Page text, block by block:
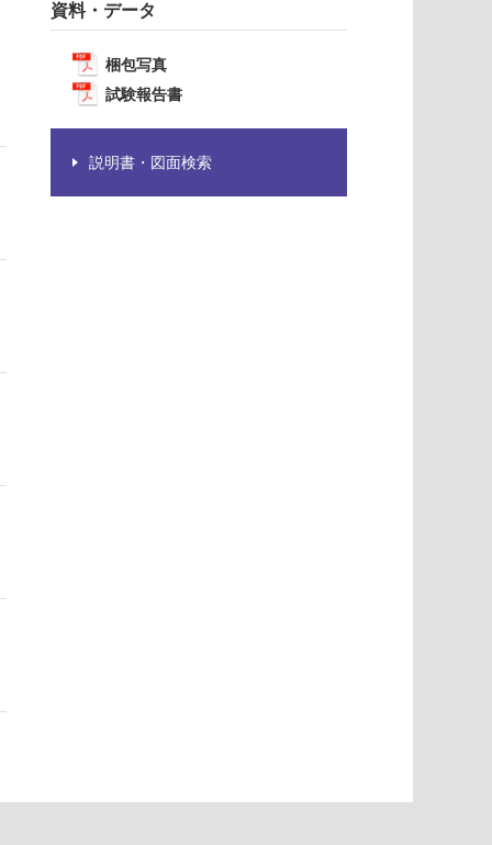
資料・データ
梱包写真
試験報告書
説明書・図面検索